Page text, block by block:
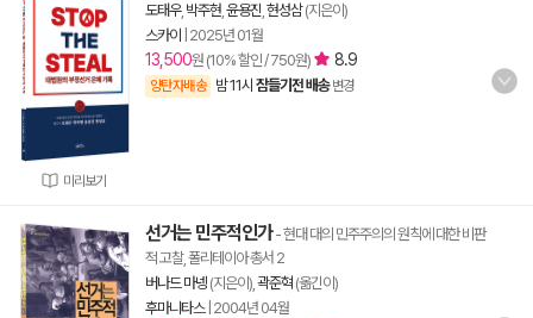
미리보기
도태우, 박주현 윤용진 현성삼(지은이)
스카이
2025년 01월
13,500원 (10% 할인 / 750원) 8.9
양탄자배송 밤 11시 잠들기전 배송 변경
선거는 민주적인가- 현대 대의 민주주의의 원칙에 대한 비판
적 고찰, 폴리테이아 총서 2
버나드 마넹 (지은이), 곽준혁 (옮긴이)
후마니타스| 2004년 04월